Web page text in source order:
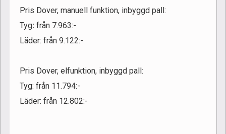
Pris Dover, manuell funktion, inbyggd pall:
Tyg: från 7.963:-
Läder: från 9.122:-
Pris Dover, elfunktion, inbyggd pall:
Tyg: från 11.794:-
Läder: från 12.802:-